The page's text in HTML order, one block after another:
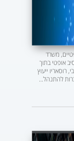
משרד
אופטי בתוך
רוסאריו ייעוץ
להתנהל...